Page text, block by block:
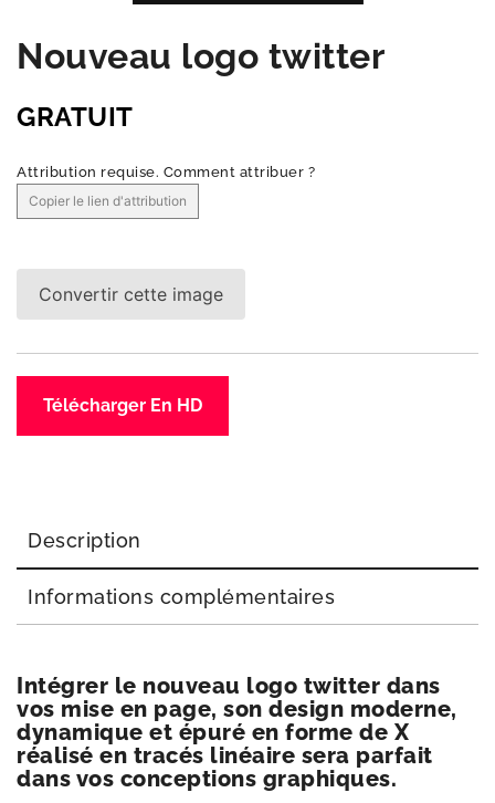
Nouveau logo twitter
GRATUIT
Attribution requise. Comment attribuer ?
Copier le lien d'attribution
Convertir cette image
Télécharger En HD
Description
Informations complémentaires
Intégrer le nouveau logo twitter dans
vos mise en page, son design moderne,
dynamique et épuré en forme de X
réalisé en tracés linéaire sera parfait
dans vos conceptions graphiques.